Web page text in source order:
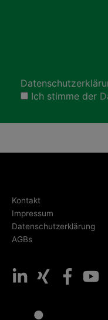
Ich stimme der
Kontakt
Impressum
Datenschutzerklärung
AGBs